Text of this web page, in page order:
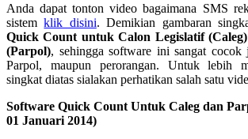
Anda dapat tonton video bagaimana SMS
sistemklik disini. Demikian gambaran
Quick Count untuk Calon Legislatif
(Parpol), sehingga software ini sangat cocok
Parpol, maupun perorangan. Untuk lebih
singkat diatas sialakan perhatikan salah satu
Software Quick Count Untuk Caleg dan
01 Januari 2014)